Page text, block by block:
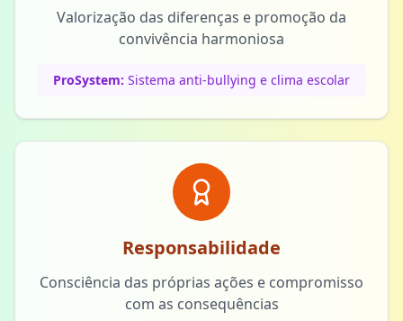
Valorização das diferenças e promoção da
convivência harmoniosa
ProSystem: Sistema anti-bullying e clima escolar
Responsabilidade
Consciência das próprias ações e compromisso
com as consequências